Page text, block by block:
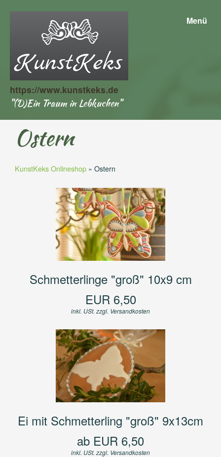
https://www.kunstkeks.de
"(D)Ein Traum in Lebkuchen"
Menü
Ostern
KunstKeks Onlineshop » Ostern
Schmetterlinge "groß" 10x9 cm
EUR 6,50
inkl. USt. zzgl. Versandkosten
Ei mit Schmetterling "groß" 9x13cm
ab EUR 6,50
inkl. USt. zzgl. Versandkosten